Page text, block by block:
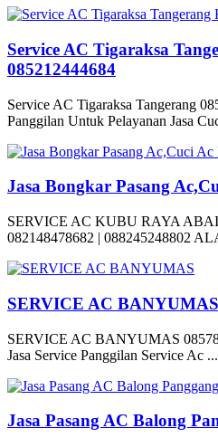
Service AC Tigaraksa
085212444684
Service AC Tigaraksa Tangerang
Panggilan Untuk Pelayanan Jasa
Jasa Bongkar Pasang
SERVICE AC KUBU RAYA
082148478682 | 088245248802
SERVICE AC BANYUMAS
SERVICE AC BANYUMAS
Jasa Service Panggilan Service Ac ...
Jasa Pasang AC Balong